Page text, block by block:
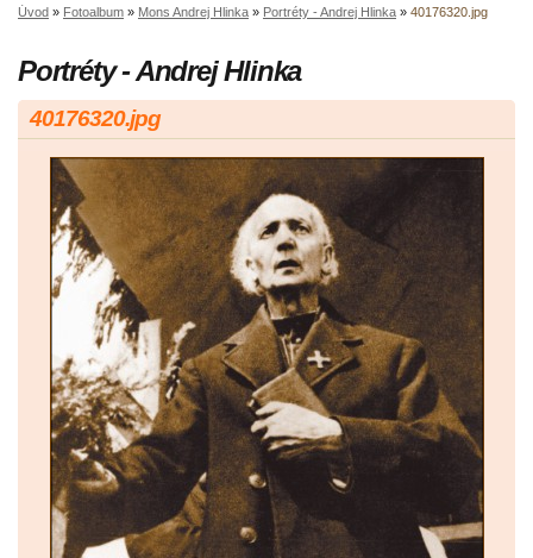
Úvod » Fotoalbum » Mons Andrej Hlinka » Portréty - Andrej Hlinka » 40176320.jpg
Portréty - Andrej Hlinka
40176320.jpg